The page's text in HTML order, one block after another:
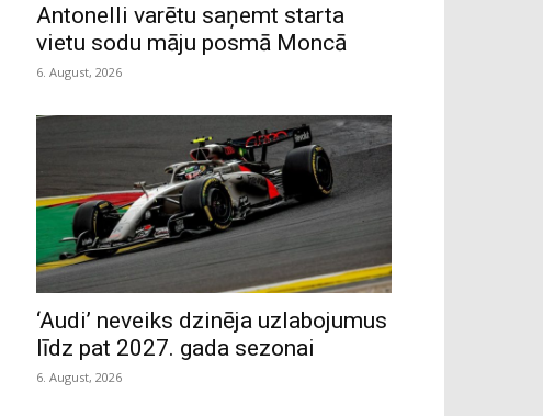
Antonelli varētu saņemt starta
vietu sodu māju posmā Moncā
6. August, 2026
‘Audi’ neveiks dzinēja uzlabojumus
līdz pat 2027. gada sezonai
6. August, 2026